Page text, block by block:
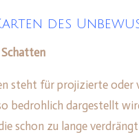
des
steht für projizierte oder
bedrohlich dargestellt
schon zu lange